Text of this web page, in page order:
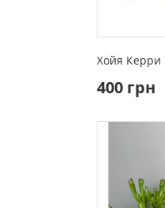
Хойя Керри
400 грн